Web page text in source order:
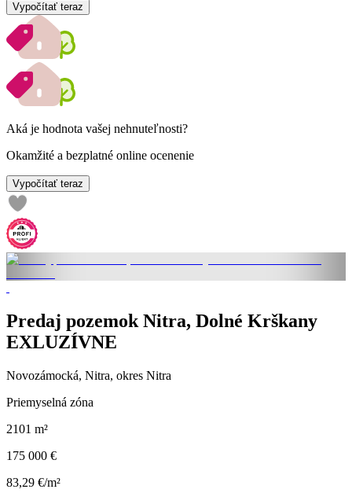
Vypočítať teraz
Aká je hodnota vašej nehnuteľnosti?
Okamžité a bezplatné online ocenenie
Vypočítať teraz
Predaj pozemok Nitra, Dolné Krškany
EXLUZÍVNE
Novozámocká, Nitra, okres Nitra
Priemyselná zóna
2101 m²
175 000 €
83,29 €/m²